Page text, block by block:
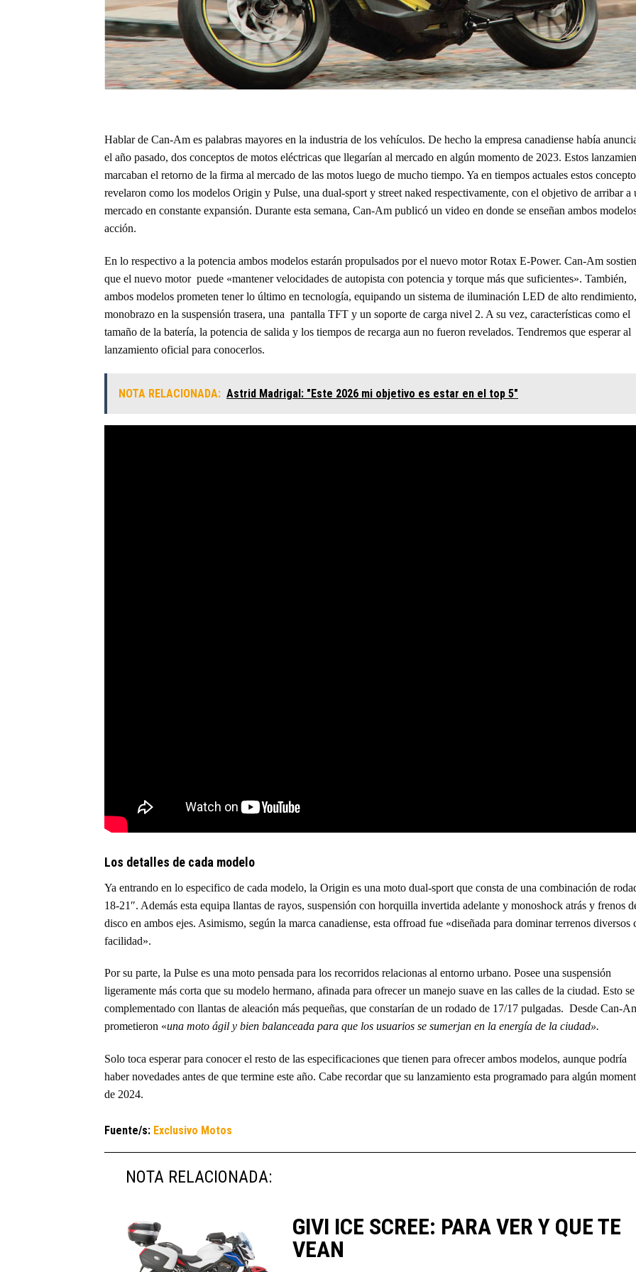
Hablar de Can-Am es palabras mayores en la industria de los vehículos. De hecho la empresa canadiense había
el año pasado, dos conceptos de motos eléctricas que llegarían al mercado en algún momento de 2023. Estos
marcaban el retorno de la firma al mercado de las motos luego de mucho tiempo. Ya en tiempos actuales estos
revelaron como los modelos Origin y Pulse, una dual-sport y street naked respectivamente, con el objetivo de arribar a
mercado en constante expansión. Durante esta semana, Can-Am publicó un video en donde se enseñan ambos
acción.
En lo respectivo a la potencia ambos modelos estarán propulsados por el nuevo motor Rotax E-Power. Can-Am
que el nuevo motor puede «mantener velocidades de autopista con potencia y torque más que suficientes». También,
ambos modelos prometen tener lo último en tecnología, equipando un sistema de iluminación LED de alto
monobrazo en la suspensión trasera, una pantalla TFT y un soporte de carga nivel 2. A su vez, características como el
tamaño de la batería, la potencia de salida y los tiempos de recarga aun no fueron revelados. Tendremos que esperar al
lanzamiento oficial para conocerlos.
NOTA RELACIONADA: Astrid Madrigal: "Este 2026 mi objetivo es estar en el top 5"
Los detalles de cada modelo
Ya entrando en lo especifico de cada modelo, la Origin es una moto dual-sport que consta de una combinación de
18-21″. Además esta equipa llantas de rayos, suspensión con horquilla invertida adelante y monoshock atrás y frenos
disco en ambos ejes. Asimismo, según la marca canadiense, esta offroad fue «diseñada para dominar terrenos diversos
facilidad».
Por su parte, la Pulse es una moto pensada para los recorridos relacionas al entorno urbano. Posee una suspensión
ligeramente más corta que su modelo hermano, afinada para ofrecer un manejo suave en las calles de la ciudad. Esto
complementado con llantas de aleación más pequeñas, que constarían de un rodado de 17/17 pulgadas. Desde Can-
prometieron «una moto ágil y bien balanceada para que los usuarios se sumerjan en la energía de la ciudad».
Solo toca esperar para conocer el resto de las especificaciones que tienen para ofrecer ambos modelos, aunque podría
haber novedades antes de que termine este año. Cabe recordar que su lanzamiento esta programado para algún
de 2024.
Fuente/s: Exclusivo Motos
NOTA RELACIONADA:
GIVI ICE SCREE: PARA VER Y QUE TE
VEAN